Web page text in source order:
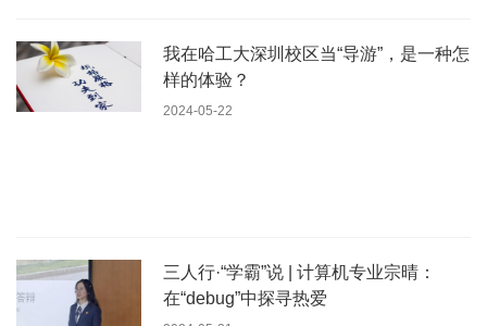
我在哈工大深圳校区当“导游”，是一种怎
样的体验？
2024-05-22
三人行·“学霸”说 | 计算机专业宗晴：
在“debug”中探寻热爱